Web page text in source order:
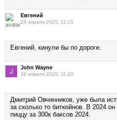
Евгений
28 апреля 2025, 11:15
Евгений, кинули бы по дороге.
John Wayne
28 апреля 2025, 11:20
Дмитрий Овчинников, уже была
за сколько то биткойнов. В 2024
пиццу за 300к баксов 2024.